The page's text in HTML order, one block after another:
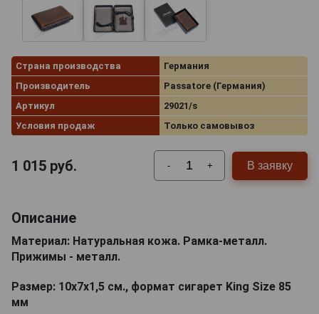
Страна производства
Германия
Производитель
Passatore (Германия)
Артикул
29021/s
Условия продаж
Только самовывоз
1 015 руб. - + В заявку
Описание
Материал: Натуральная кожа. Рамка-металл.
Прижимы - металл.
Размер: 10х7х1,5 cм., формат сигарет King Size 85
мм